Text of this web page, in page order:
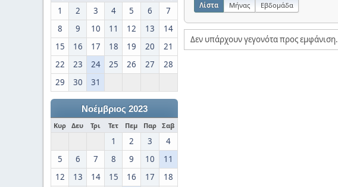
1 2 3 4 5 6
7
8
9 10 11 12 13
14
15
16 17 18 19 20
21
22
23 24 25 26 27
28
29
30 31
Νοέμβριος 2023
Κυρ Δευ Τρι Τετ Πεμ Παρ Σαβ
1 2 3
4
5
6 7 8 9 10
11
12
13 14 15 16 17
18
Λίστα Μήνας Εβδομάδα
Δεν υπάρχουν γεγονότα προς εμφάνιση.